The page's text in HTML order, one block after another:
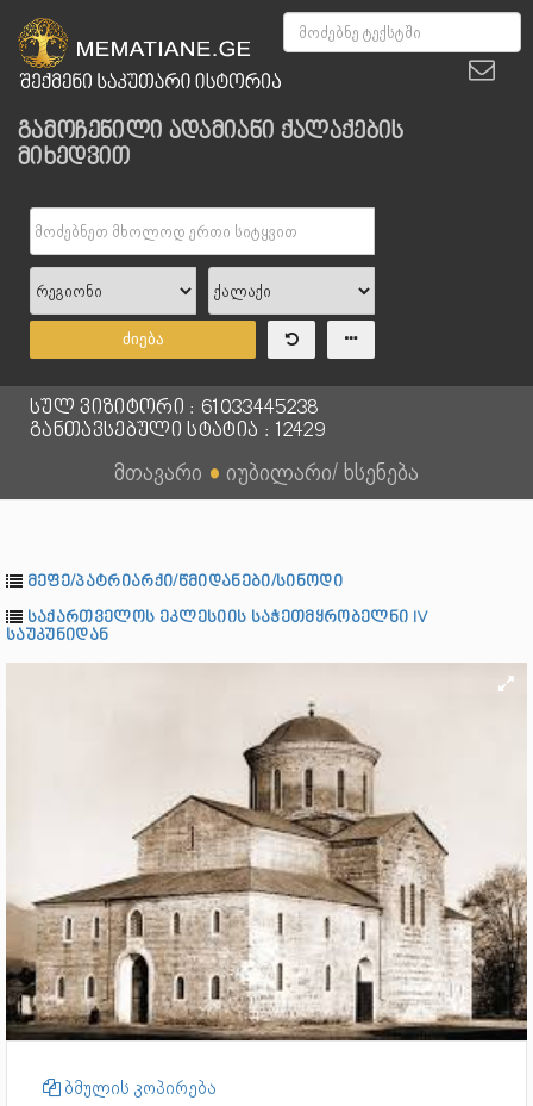
გამოჩენილი ადამიანი ქალაქების
მიხედვით
ძიება
სულ ვიზიტორი : 61033445238
განთავსებული სტატია : 12429
მთავარი ● იუბილარი/ ხსენება
მეფე/პატრიარქი/წმიდანები/სინოდი
საქართველოს ეკლესიის საჭეთმყრობელნი IV
საუკუნიდან
ბმულის კოპირება